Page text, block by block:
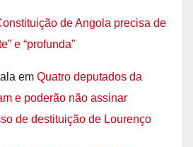
de Angola precisa de
e “profunda”
em Quatro deputados da
e poderão não assinar
de destituição de Lourenço